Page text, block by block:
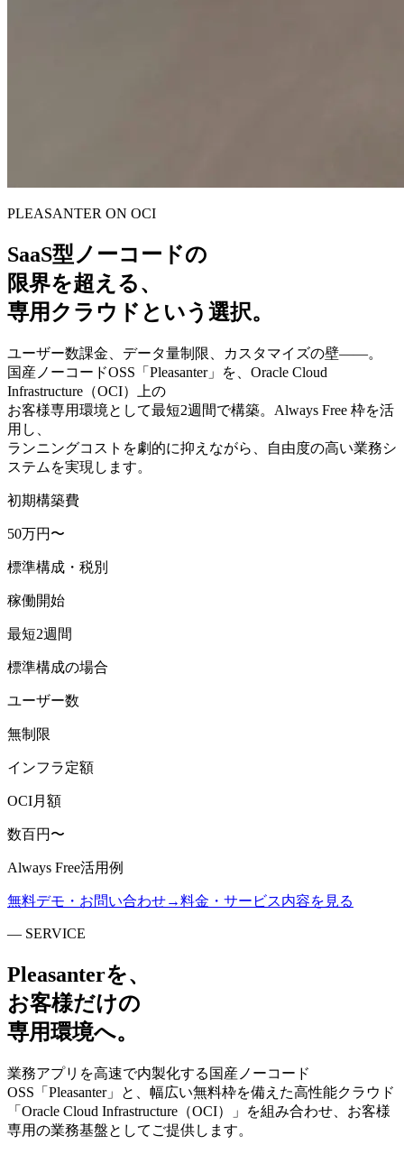
PLEASANTER ON OCI
SaaS型ノーコードの
限界を超える、
専用クラウドという選択。
ユーザー数課金、データ量制限、カスタマイズの壁——。
国産ノーコードOSS「Pleasanter」を、Oracle Cloud
Infrastructure（OCI）上の
お客様専用環境として最短2週間で構築。Always Free 枠を活
用し、
ランニングコストを劇的に抑えながら、自由度の高い業務シ
ステムを実現します。
初期構築費
50万円〜
標準構成・税別
稼働開始
最短2週間
標準構成の場合
ユーザー数
無制限
インフラ定額
OCI月額
数百円〜
Always Free活用例
無料デモ・お問い合わせ→料金・サービス内容を見る
— SERVICE
Pleasanterを、
お客様だけの
専用環境へ。
業務アプリを高速で内製化する国産ノーコード
OSS「Pleasanter」と、幅広い無料枠を備えた高性能クラウド
「Oracle Cloud Infrastructure（OCI）」を組み合わせ、 お客様
専用の業務基盤としてご提供します。